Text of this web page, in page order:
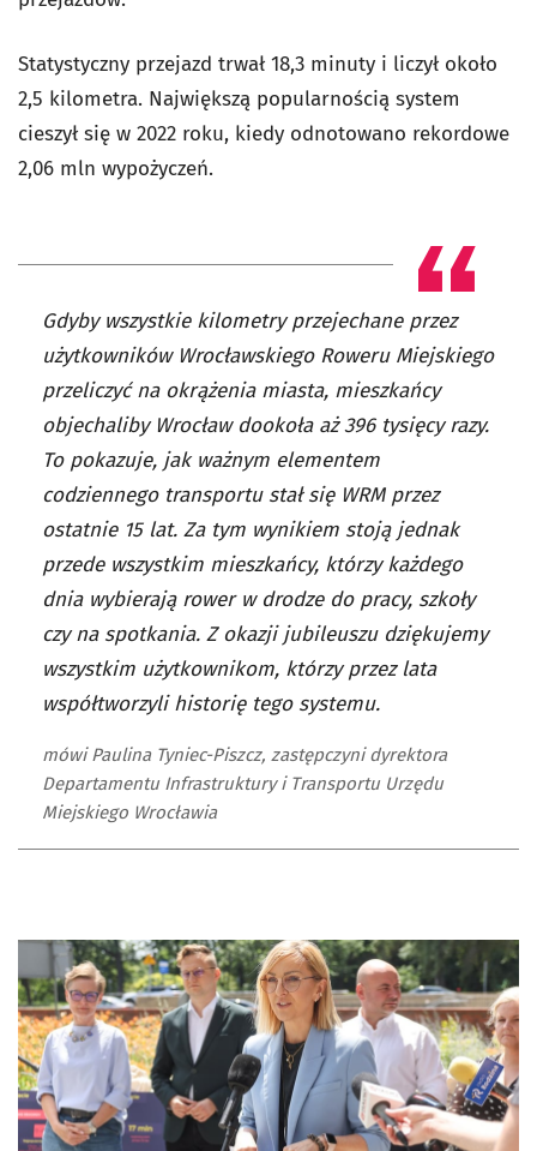
Statystyczny przejazd trwał 18,3 minuty i liczył około
2,5 kilometra. Największą popularnością system
cieszył się w 2022 roku, kiedy odnotowano rekordowe
2,06 mln wypożyczeń.
Gdyby wszystkie kilometry przejechane przez
użytkowników Wrocławskiego Roweru Miejskiego
przeliczyć na okrążenia miasta, mieszkańcy
objechaliby Wrocław dookoła aż 396 tysięcy razy.
To pokazuje, jak ważnym elementem
codziennego transportu stał się WRM przez
ostatnie 15 lat. Za tym wynikiem stoją jednak
przede wszystkim mieszkańcy, którzy każdego
dnia wybierają rower w drodze do pracy, szkoły
czy na spotkania. Z okazji jubileuszu dziękujemy
wszystkim użytkownikom, którzy przez lata
współtworzyli historię tego systemu.
mówi Paulina Tyniec-Piszcz, zastępczyni dyrektora
Departamentu Infrastruktury i Transportu Urzędu
Miejskiego Wrocławia